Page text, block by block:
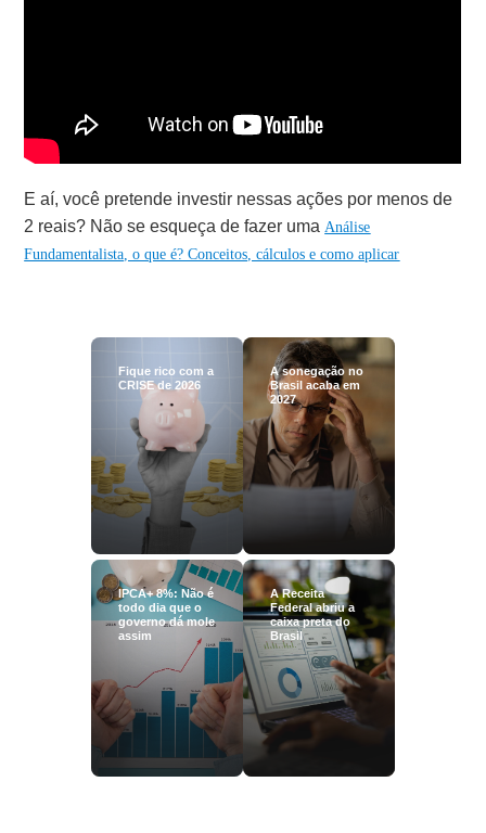
E aí, você pretende investir nessas ações por menos de
2 reais? Não se esqueça de fazer umaAnálise
Fundamentalista, o que é? Conceitos, cálculos e como aplicar
Fique rico com a
CRISE de 2026
A sonegação no
Brasil acaba em
2027
IPCA+ 8%: Não é
todo dia que o
governo dá mole
assim
A Receita
Federal abriu a
caixa preta do
Brasil